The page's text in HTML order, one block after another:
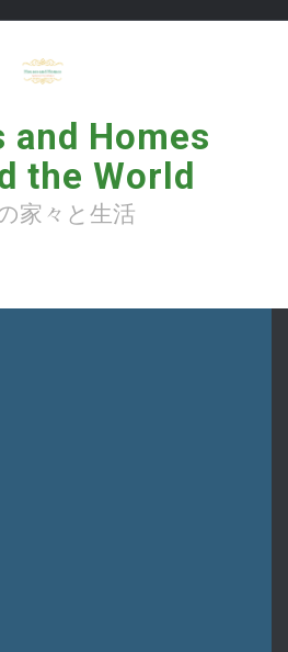
and Homes
the World
家々と生活